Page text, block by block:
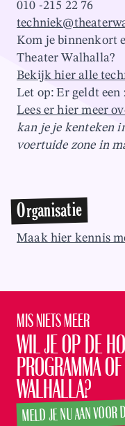
010 -215 22 76
Kom je binnenkort
Theater Walhalla?
Bekijk hier alle
Let op: Er geldt
Lees er hier meer
kan je je kenteken
voertuide zone in
Organisatie
Maak hier kennis
Mis niets meer
Wil je op de
programma
Walhalla?
MELD JE NU AAN VOOR